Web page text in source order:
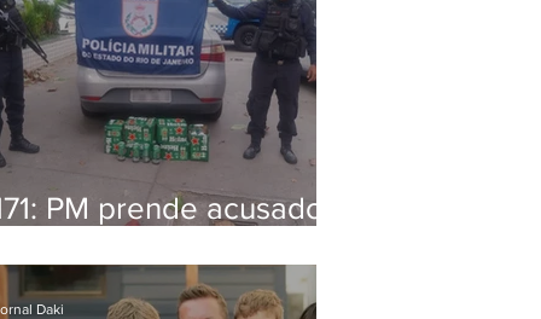
PM prende acusado
de Niterói
Daki